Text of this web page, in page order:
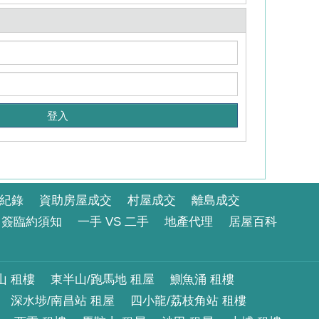
錄 資助房屋成交 村屋成交
離島成交
簽臨約須知
一手 VS 二手 地產代理 居屋百科